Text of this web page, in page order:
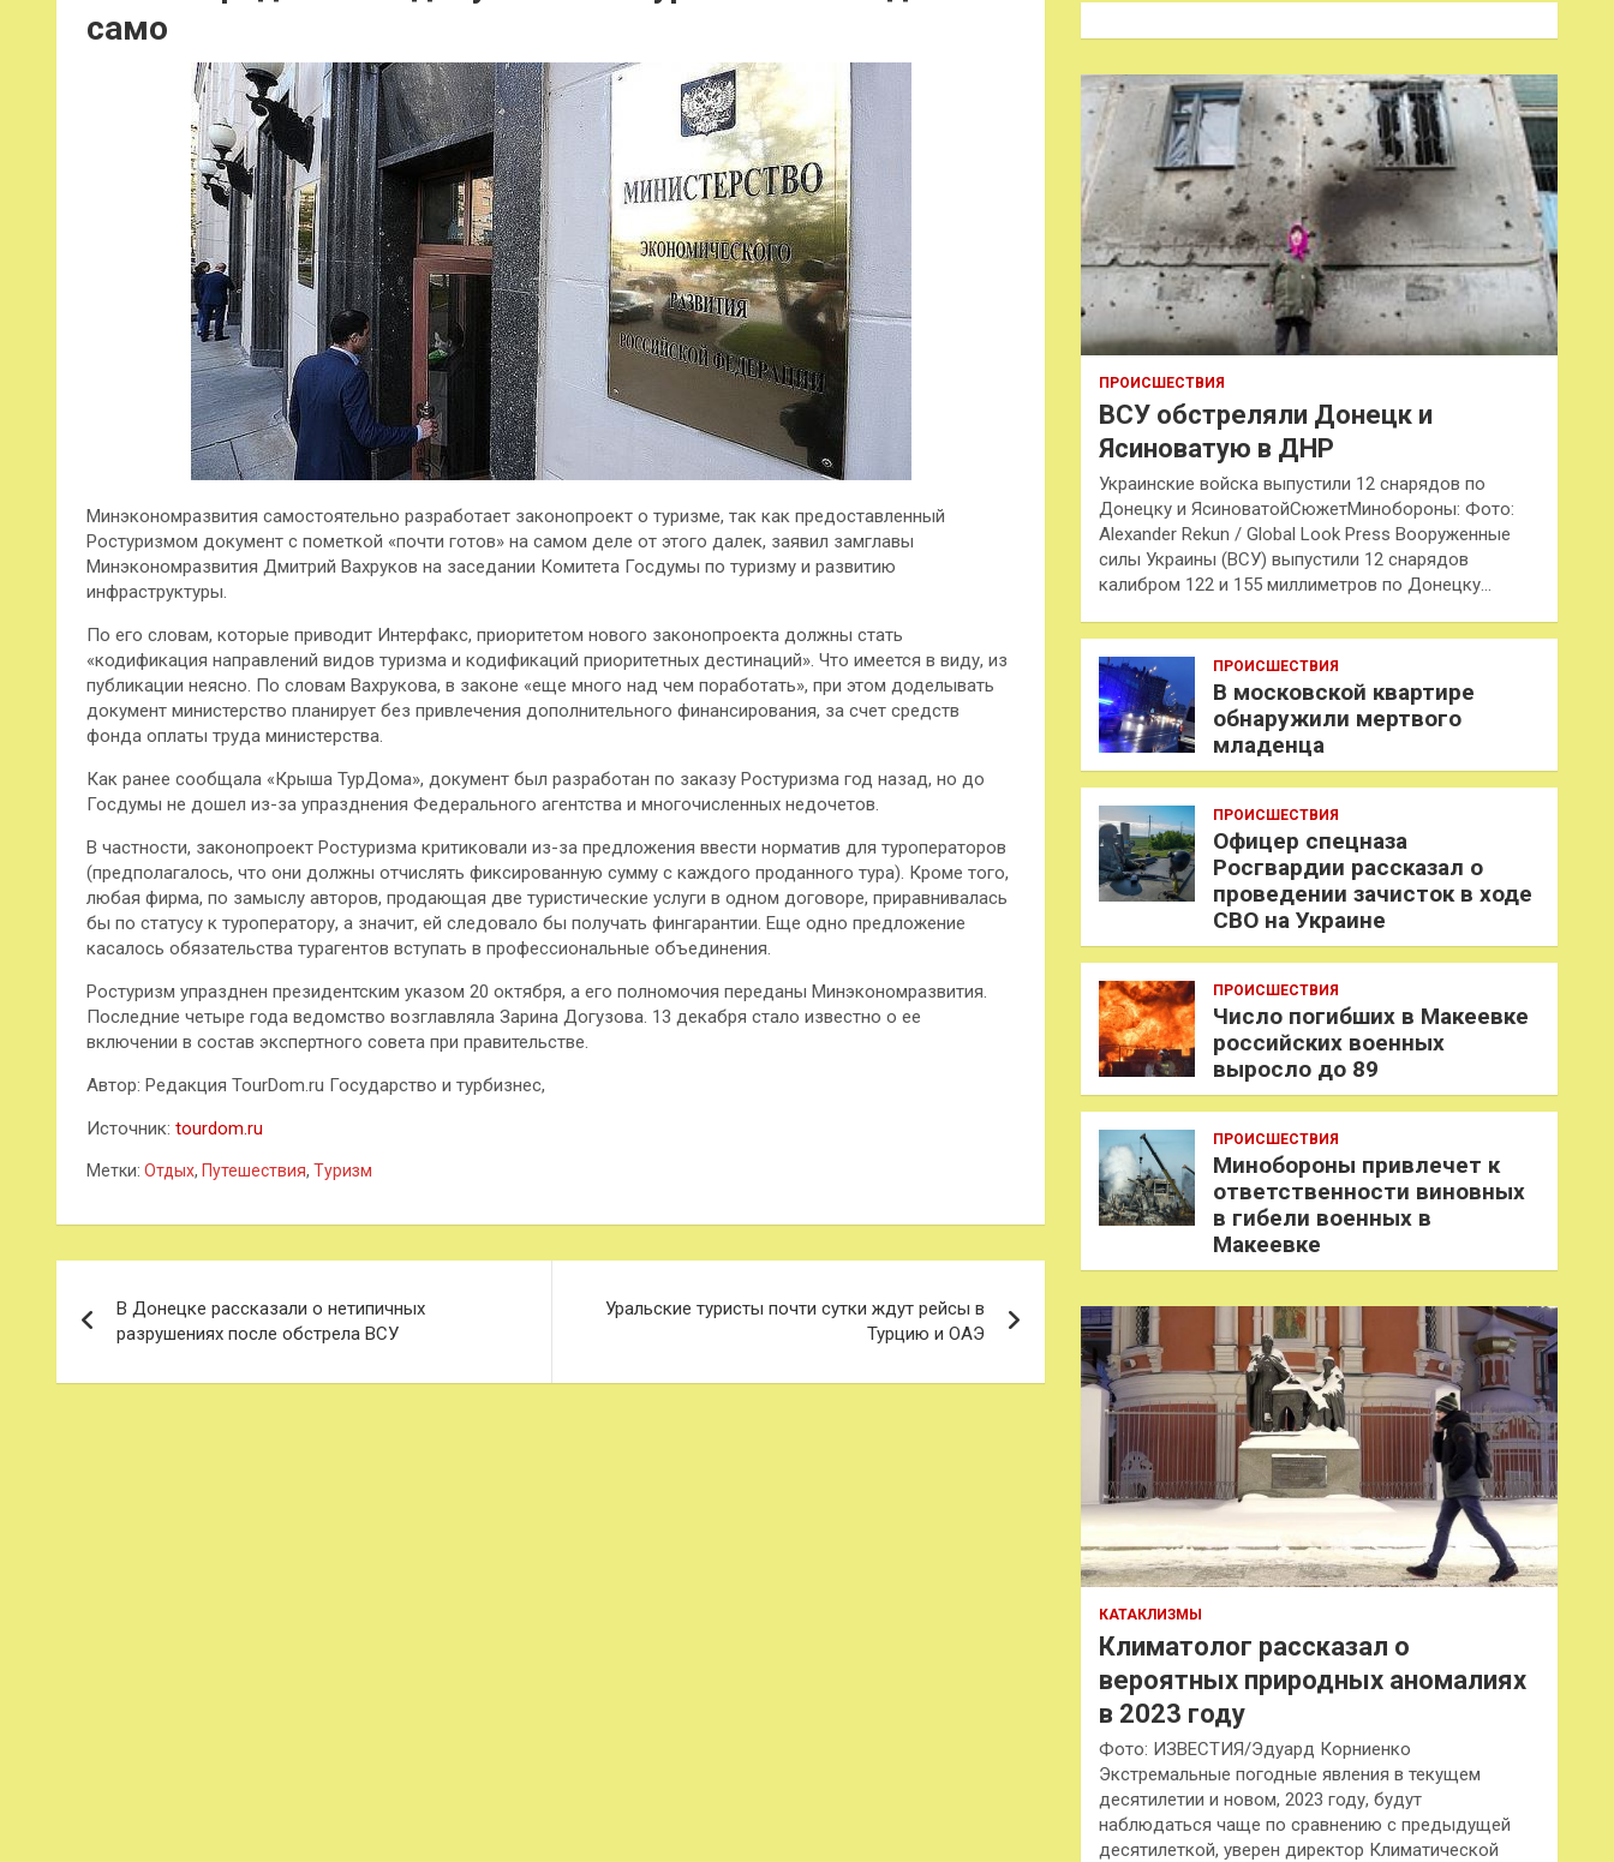
само
Минэкономразвития самостоятельно разработает законопроект о туризме, так как предоставленный
Ростуризмом документ с пометкой «почти готов» на самом деле от этого далек, заявил замглавы
Минэкономразвития Дмитрий Вахруков на заседании Комитета Госдумы по туризму и развитию
инфраструктуры.
По его словам, которые приводит Интерфакс, приоритетом нового законопроекта должны стать
«кодификация направлений видов туризма и кодификаций приоритетных дестинаций». Что имеется в виду, из
публикации неясно. По словам Вахрукова, в законе «еще много над чем поработать», при этом доделывать
документ министерство планирует без привлечения дополнительного финансирования, за счет средств
фонда оплаты труда министерства.
Как ранее сообщала «Крыша ТурДома», документ был разработан по заказу Ростуризма год назад, но до
Госдумы не дошел из-за упразднения Федерального агентства и многочисленных недочетов.
В частности, законопроект Ростуризма критиковали из-за предложения ввести норматив для туроператоров
(предполагалось, что они должны отчислять фиксированную сумму с каждого проданного тура). Кроме того,
любая фирма, по замыслу авторов, продающая две туристические услуги в одном договоре, приравнивалась
бы по статусу к туроператору, а значит, ей следовало бы получать фингарантии. Еще одно предложение
касалось обязательства турагентов вступать в профессиональные объединения.
Ростуризм упразднен президентским указом 20 октября, а его полномочия переданы Минэкономразвития.
Последние четыре года ведомство возглавляла Зарина Догузова. 13 декабря стало известно о ее
включении в состав экспертного совета при правительстве.
Автор: Редакция TourDom.ru Государство и турбизнес,
Источник: tourdom.ru
Метки: Отдых, Путешествия, Туризм
по
записям
В Донецке рассказали о нетипичных
разрушениях после обстрела ВСУ
Уральские туристы почти сутки ждут рейсы в
Турцию и ОАЭ
к
ПРОИСШЕСТВИЯ
ВСУ обстреляли Донецк и
Ясиноватую в ДНР
Украинские войска выпустили 12 снарядов по
Донецку и ЯсиноватойСюжетМинобороны: Фото:
Alexander Rekun / Global Look Press Вооруженные
силы Украины (ВСУ) выпустили 12 снарядов
калибром 122 и 155 миллиметров по Донецку…
ПРОИСШЕСТВИЯ
В московской квартире
обнаружили мертвого
младенца
ПРОИСШЕСТВИЯ
Офицер спецназа
Росгвардии рассказал о
проведении зачисток в ходе
СВО на Украине
ПРОИСШЕСТВИЯ
Число погибших в Макеевке
российских военных
выросло до 89
ПРОИСШЕСТВИЯ
Минобороны привлечет к
ответственности виновных
в гибели военных в
Макеевке
КАТАКЛИЗМЫ
Климатолог рассказал о
вероятных природных аномалиях
в 2023 году
Фото: ИЗВЕСТИЯ/Эдуард Корниенко
Экстремальные погодные явления в текущем
десятилетии и новом, 2023 году, будут
наблюдаться чаще по сравнению с предыдущей
десятилеткой, уверен директор Климатической